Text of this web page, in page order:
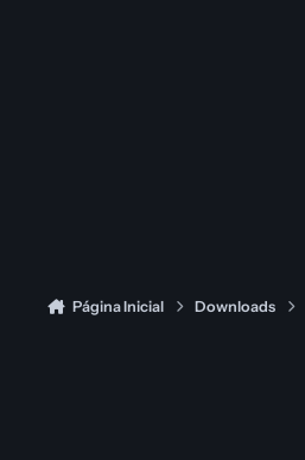
Página Inicial Downloads